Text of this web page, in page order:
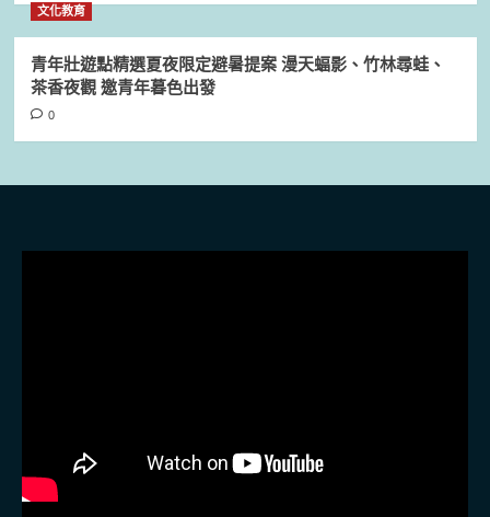
文化教育
青年壯遊點精選夏夜限定避暑提案 漫天蝠影、竹林尋蛙、
茶香夜觀 邀青年暮色出發
0